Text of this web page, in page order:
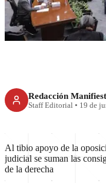
La
Redacción
Staff Editorial • 19 de
Al tibio apoyo de la
judicial se suman las
de la derecha